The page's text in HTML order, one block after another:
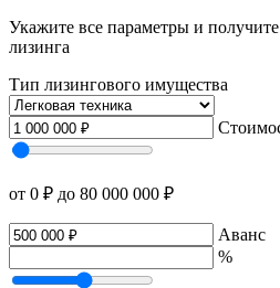
Укажите все параметры и
лизинга
Тип лизингового имущества
от 0 ₽ до 80 000 000 ₽
Аванс
%